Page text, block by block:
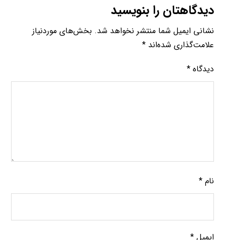
دیدگاهتان را بنویسید
نشانی ایمیل شما منتشر نخواهد شد. بخش‌های موردنیاز
علامت‌گذاری شده‌اند*
دیدگاه*
نام*
ایمیل*